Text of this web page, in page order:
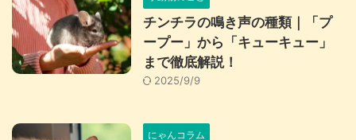
チンチラの鳴き声の種類｜「プ
ープー」から「キューキュー」
まで徹底解説！
2025/9/9
にゃんコラム